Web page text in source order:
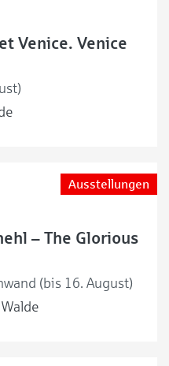
Venice. Venice
Ausstellungen
– The Glorious
(bis 16. August)